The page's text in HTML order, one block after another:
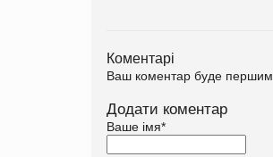
Коментарі
Ваш коментар буде першим.
Додати коментар
Ваше імя*